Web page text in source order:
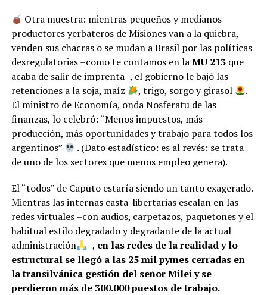
Otra muestra: mientras pequeños y medianos
productores yerbateros de Misiones van a la quiebra,
venden sus chacras o se mudan a Brasil por las políticas
desregulatorias –como te contamos en laMU 213 que
acaba de salir de imprenta–, el gobierno le bajó las
retenciones a la soja, maíz
, trigo, sorgo y girasol
.
El ministro de Economía, onda Nosferatu de las
finanzas, lo celebró: “Menos impuestos, más
producción, más oportunidades y trabajo para todos los
argentinos”
. (Dato estadístico: es al revés: se trata
de uno de los sectores que menos empleo genera).
El “todos” de Caputo estaría siendo un tanto exagerado.
Mientras las internas casta-libertarias escalan en las
redes virtuales –con audios, carpetazos, paquetones y el
habitual estilo degradado y degradante de la actual
administración
–, en las redes de la realidad y lo
estructural se llegó a las 25 mil pymes cerradas en
la transilvánica gestión del señor Milei y se
perdieron más de 300.000 puestos de trabajo.